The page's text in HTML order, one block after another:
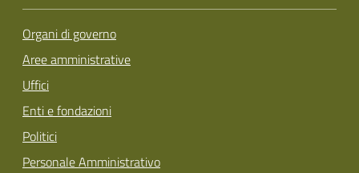
Organi di governo
Aree amministrative
Uffici
Enti e fondazioni
Politici
Personale Amministrativo